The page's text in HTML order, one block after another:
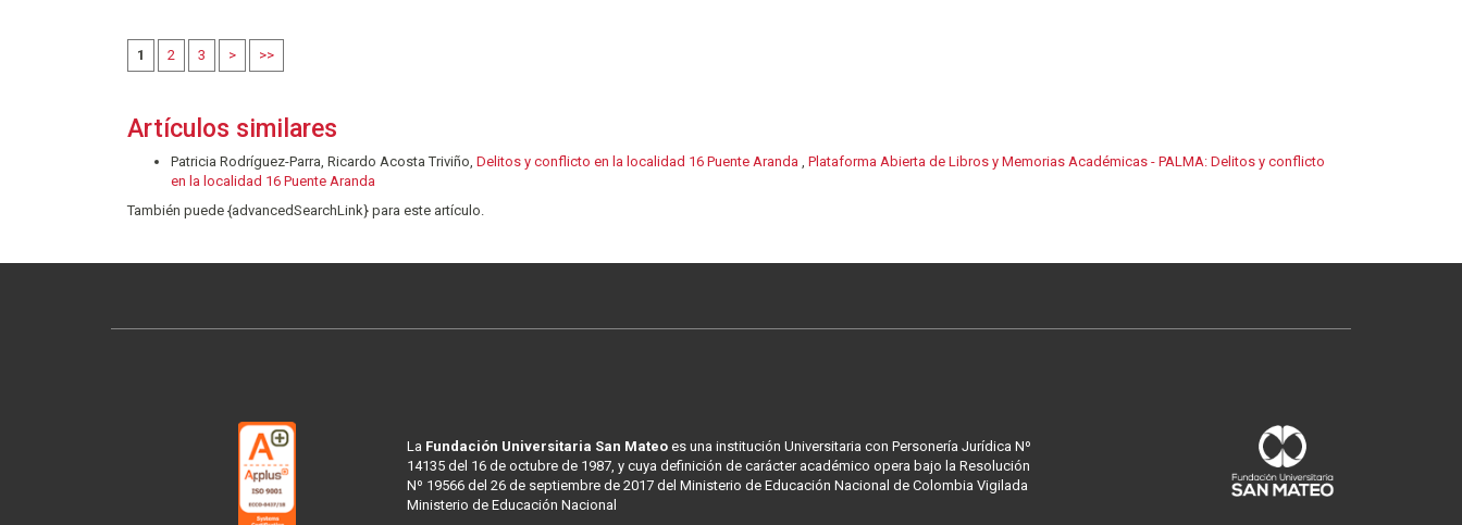
1 2 3 > >>
Artículos similares
Patricia Rodríguez-Parra, Ricardo Acosta Triviño, Delitos y conflicto en la localidad 16 Puente Aranda
Plataforma Abierta de Libros y Memorias Académicas - PALMA: Delitos y conflicto
en la localidad 16 Puente Aranda
También puede {advancedSearchLink} para este artículo.
La Fundación Universitaria San Mateo es una institución Universitaria con Personería Jurídica Nº
14135 del 16 de octubre de 1987, y cuya definición de carácter académico opera bajo la Resolución
Nº 19566 del 26 de septiembre de 2017 del Ministerio de Educación Nacional de Colombia Vigilada
Ministerio de Educación Nacional